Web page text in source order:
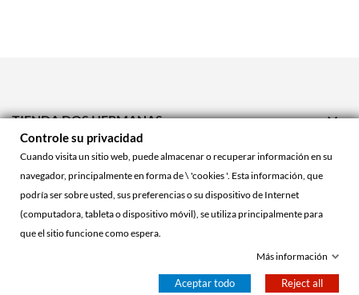
TIENDA DOS HERMANAS 
TIENDA ONLINE 
ACCOUNT
Controle su privacidad
Cuando visita un sitio web, puede almacenar o recuperar información en su
navegador, principalmente en forma de \ 'cookies '. Esta información, que
podría ser sobre usted, sus preferencias o su dispositivo de Internet
(computadora, tableta o dispositivo móvil), se utiliza principalmente para
que el sitio funcione como espera.
Más información
Aceptar todo Reject all